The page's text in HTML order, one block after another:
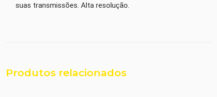
suas transmissões. Alta resolução.
Produtos relacionados